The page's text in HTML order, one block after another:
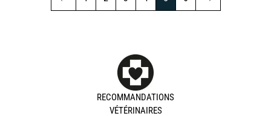
RECOMMANDATIONS
VÉTÉRINAIRES